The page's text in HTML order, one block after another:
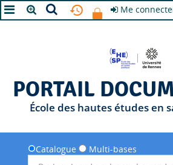
Me
PORTAIL
École des hautes études en
Catalogue Multi-bases